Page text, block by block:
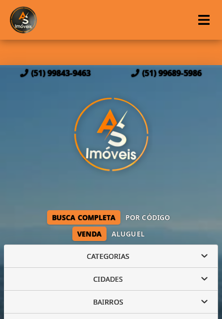
(51) 99843-9463 (51) 99689-5986
VENDA ALUGUEL
BUSCA COMPLETA POR CÓDIGO
CATEGORIAS
CIDADES
BAIRROS